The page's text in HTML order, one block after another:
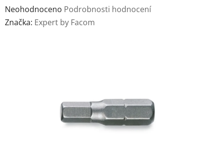
Průměrné
hodnocení
Neohodnoceno Podrobnosti hodnocení
Značka: Expert by Facom